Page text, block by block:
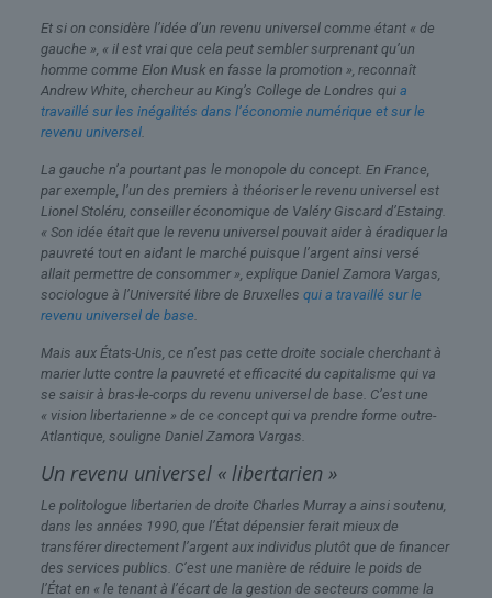
Et si on considère l’idée d’un revenu universel comme étant « de
gauche », « il est vrai que cela peut sembler surprenant qu’un
homme comme Elon Musk en fasse la promotion », reconnaît
Andrew White, chercheur au King’s College de Londres qui a
travaillé sur les inégalités dans l’économie numérique et sur le
revenu universel.
La gauche n’a pourtant pas le monopole du concept. En France,
par exemple, l’un des premiers à théoriser le revenu universel est
Lionel Stoléru, conseiller économique de Valéry Giscard d’Estaing.
« Son idée était que le revenu universel pouvait aider à éradiquer la
pauvreté tout en aidant le marché puisque l’argent ainsi versé
allait permettre de consommer », explique Daniel Zamora Vargas,
sociologue à l’Université libre de Bruxelles qui a travaillé sur le
revenu universel de base
Mais aux États-Unis, ce n’est pas cette droite sociale cherchant à
marier lutte contre la pauvreté et efficacité du capitalisme qui va
se saisir à bras-le-corps du revenu universel de base. C’est une
« vision libertarienne » de ce concept qui va prendre forme outre-
Atlantique, souligne Daniel Zamora Vargas.
Un revenu universel « libertarien »
Le politologue libertarien de droite Charles Murray a ainsi soutenu,
dans les années 1990, que l’État dépensier ferait mieux de
transférer directement l’argent aux individus plutôt que de financer
des services publics. C’est une manière de réduire le poids de
l’État en « le tenant à l’écart de la gestion de secteurs comme la